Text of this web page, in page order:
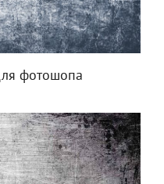
фотошопа